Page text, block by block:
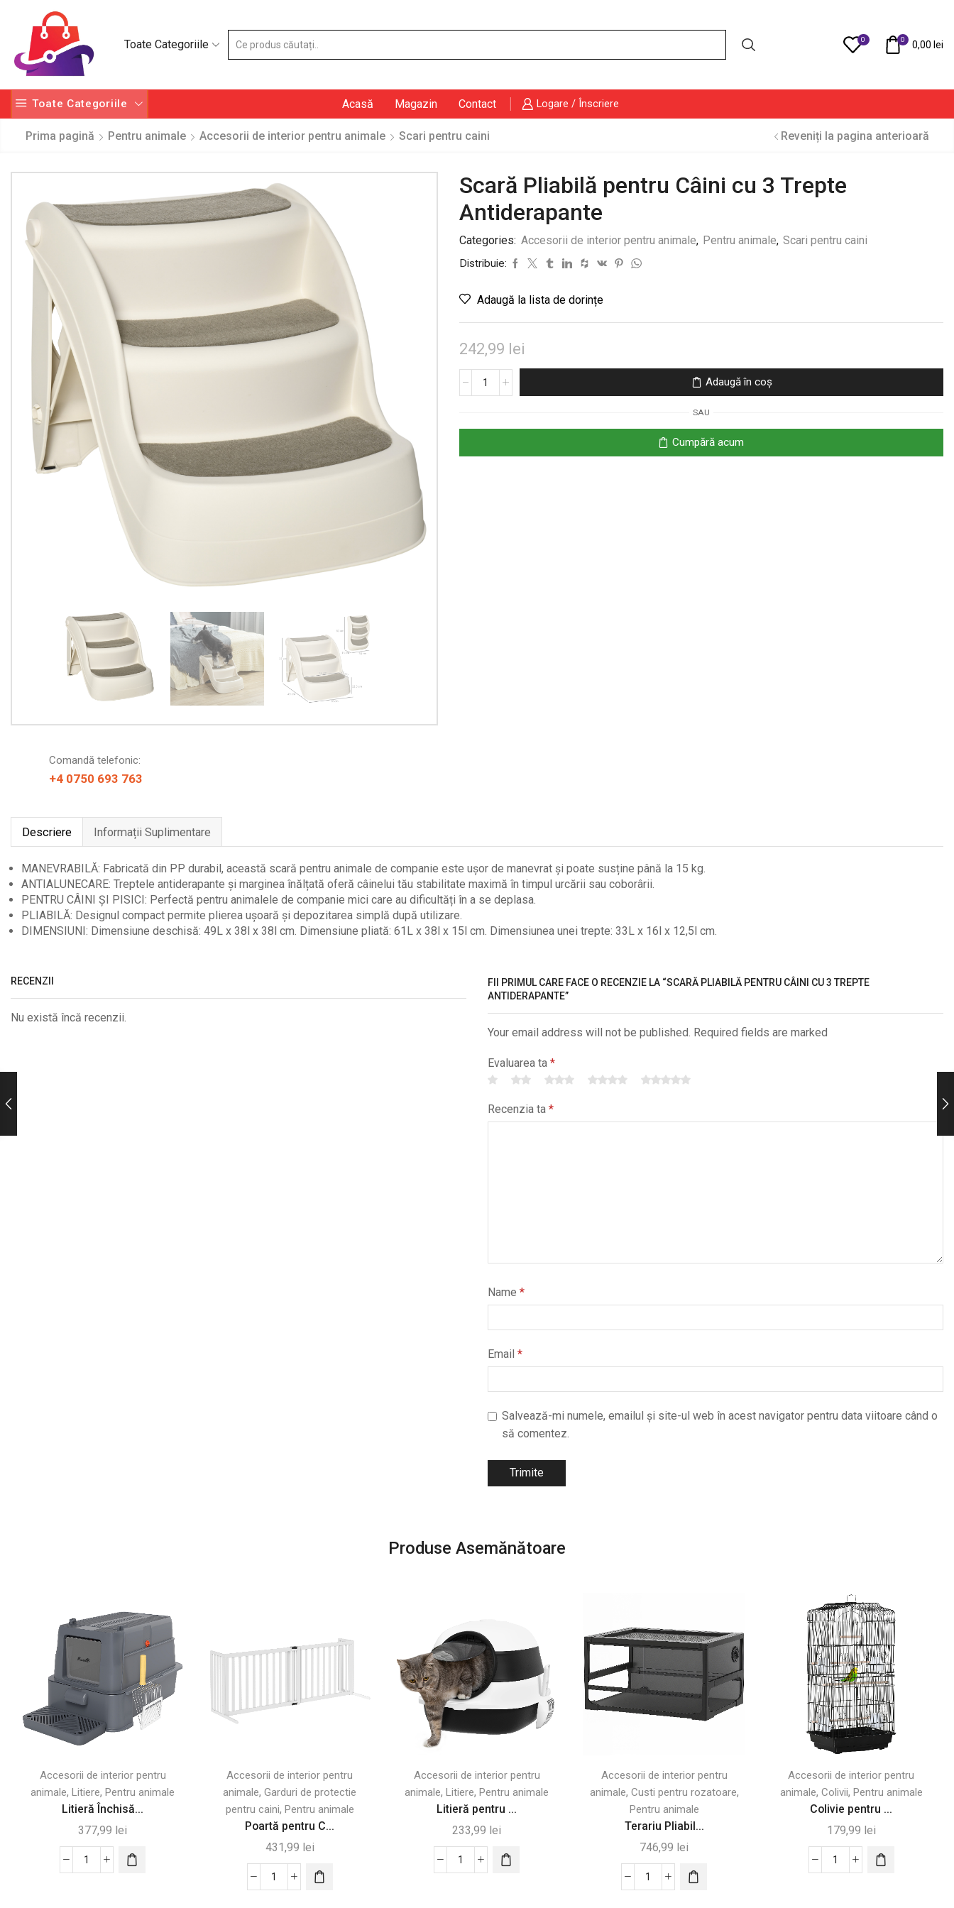
Toate Categoriile 0 0 0,00 lei
Toate Categoriile Acasă Magazin Contact Logare / Înscriere
Prima pagină Pentru animale Accesorii de interior pentru animale Scari pentru caini Reveniți la pagina anterioară
Comandă telefonic:
+4 0750 693 763
Scară Pliabilă pentru Câini cu 3 Trepte
Antiderapante
Categories: Accesorii de interior pentru animale, Pentru animale, Scari pentru caini
Distribuie:
Adaugă la lista de dorințe
242,99 lei
Cantitate
cu
Adaugă în coș
SAU
Cumpără acum
Descriere Informații Suplimentare
MANEVRABILĂ: Fabricată din PP durabil, această scară pentru animale de companie este ușor de manevrat și poate susține până la 15 kg.
ANTIALUNECARE: Treptele antiderapante și marginea înălțată oferă câinelui tău stabilitate maximă în timpul urcării sau coborârii.
PENTRU CÂINI ȘI PISICI: Perfectă pentru animalele de companie mici care au dificultăți în a se deplasa.
PLIABILĂ: Designul compact permite plierea ușoară și depozitarea simplă după utilizare.
DIMENSIUNI: Dimensiune deschisă: 49L x 38l x 38l cm. Dimensiune pliată: 61L x 38l x 15l cm. Dimensiunea unei trepte: 33L x 16l x 12,5l cm.
RECENZII
Nu există încă recenzii.
FII PRIMUL CARE FACE O RECENZIE LA “SCARĂ PLIABILĂ PENTRU CÂINI CU 3 TREPTE
ANTIDERAPANTE”
Your email address will not be published. Required fields are marked
Evaluarea ta *
Recenzia ta *
Name *
Email *
Salvează-mi numele, emailul și site-ul web în acest navigator pentru data viitoare când o
să comentez.
Produse Asemănătoare
Accesorii de interior pentru
animale,Litiere,Pentru animale
Litieră Închisă...
377,99 lei
Cantitate
Accesorii de interior pentru
animale,Garduri de protectie
pentru caini, Pentru animale
Poartă pentru C...
431,99 lei
Cantitate
Accesorii de interior pentru
animale,Litiere,Pentru animale
Litieră pentru ...
233,99 lei
Cantitate
Accesorii de interior pentru
animale, Custi pentru rozatoare,
Pentru animale
Terariu Pliabil...
746,99 lei
Cantitate
Accesorii de interior pentru
animale, Colivii, Pentru animale
Colivie pentru ...
179,99 lei
Cantitate